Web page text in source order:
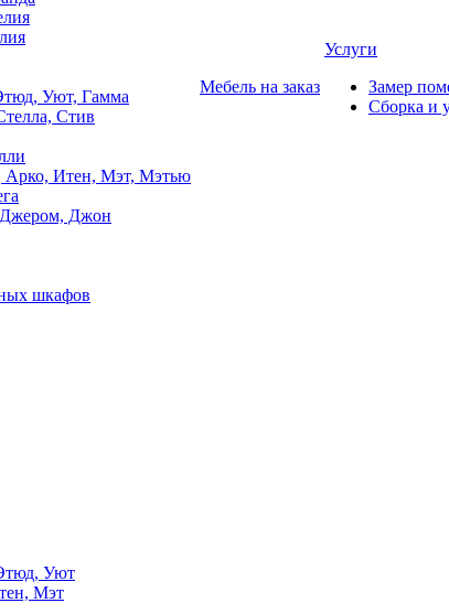
Уют, Гамма
Стив
Итен, Мэт, Мэтью
Джон
шкафов
Уют
Мэт
Мебель на заказ
Услуги
Замер
Сборка и